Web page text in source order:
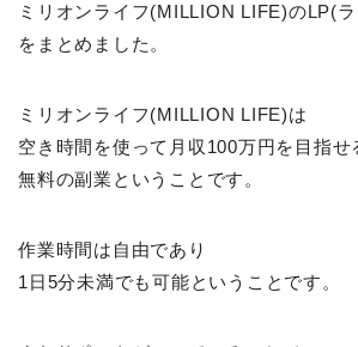
ミリオンライフ(MILLION LIFE)のLP(
をまとめました。
ミリオンライフ(MILLION LIFE)は
空き時間を使って月収100万円を目指せ
無料の副業ということです。
作業時間は自由であり
1日5分未満でも可能ということです。